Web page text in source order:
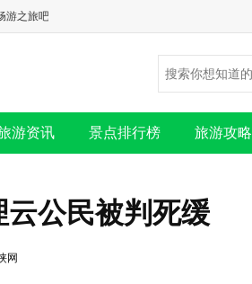
游资讯 景点排行榜 旅游攻略
公民被判死缓
网